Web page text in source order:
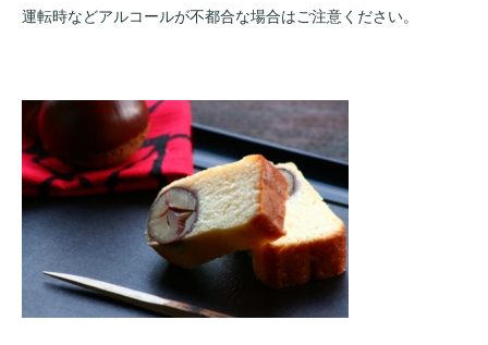
運転時などアルコールが不都合な場合はご注意ください。